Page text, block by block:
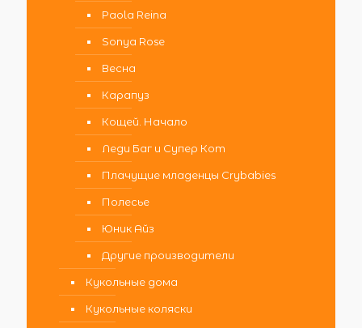
Paola Reina
Sonya Rose
Весна
Карапуз
Кощей. Начало
Леди Баг и Супер Кот
Плачущие младенцы Crybabies
Полесье
Юник Айз
Другие производители
Кукольные дома
Кукольные коляски